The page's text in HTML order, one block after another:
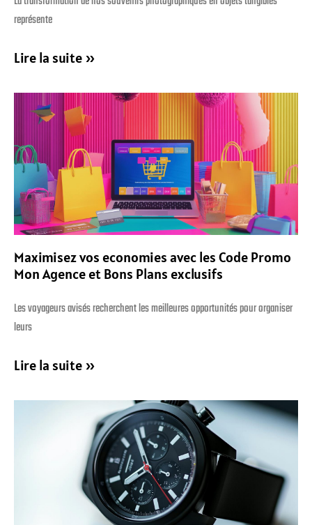
représente
Lire la suite »
Maximisez vos economies avec les Code Promo
Mon Agence et Bons Plans exclusifs
Les voyageurs avisés recherchent les meilleures opportunités pour organiser
leurs
Lire la suite »